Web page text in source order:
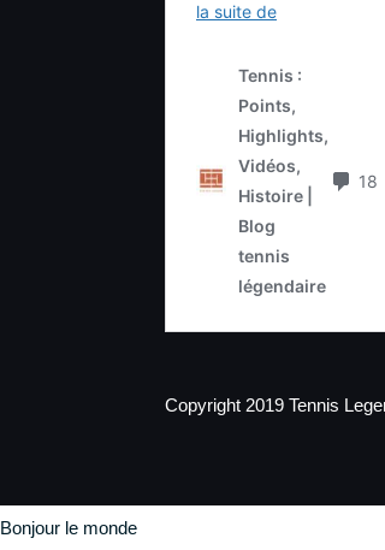
Copyright 2019 Tennis
Bonjour le monde